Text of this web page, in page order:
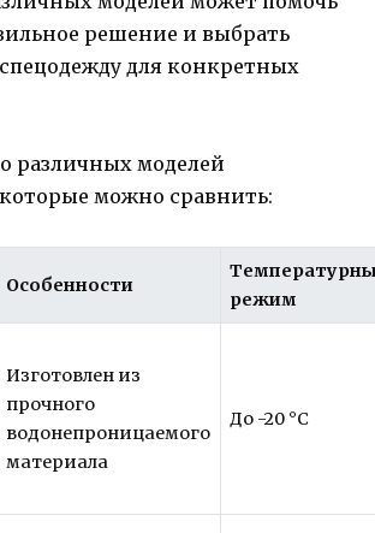
решение и выбрать
для конкретных
различных моделей
можно сравнить:
Особенности
режим
Изготовлен из
прочного
водонепроницаемого
материала
До -20 °C